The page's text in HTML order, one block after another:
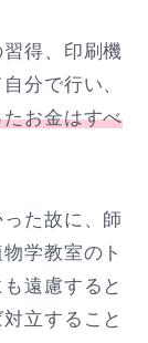
得、印刷機
分で行い、
お金はすべ
た故に、師
学教室のト
遠慮すると
立すること